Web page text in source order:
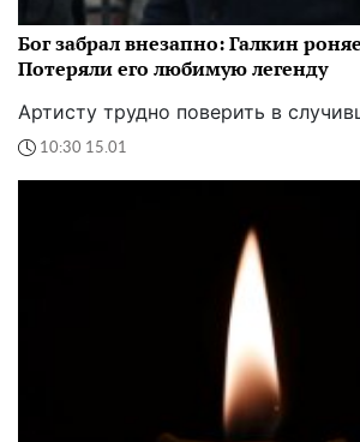
Бог забрал внезапно: Галкин
Потеряли его любимую легенду
Артисту трудно поверить в
10:30 15.01